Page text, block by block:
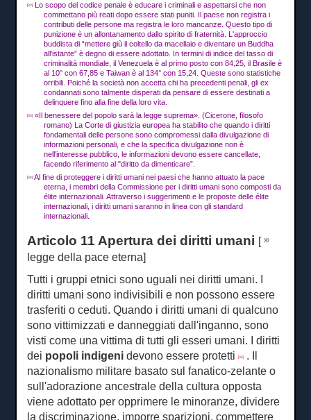
[32]
Lo scopo del codice penale è educare i criminali e aspettarsi che non
commettano più reati dopo essere stati puniti. Il paese non registra i
contributi delle persone ma registra le loro mancanze.Questo tipo di
punizione è un allontanamento dallo spirito di fraternità.L'approccio
buddista di “mettere giù il coltello da macellaio e diventare un Buddha
all'istante” è degno di essere adottato. In termini di indice del tasso di
criminalità mondiale, il Venezuela è al primo posto con 84,25, il Brasile è
al 10° con 67,85 e Taiwan è al 134° con 15,24.Queste sono statistiche
orribili.Poiché la società non accetta chi ha precedenti penali, gli ex
condannati sono talmente disperati da pensare di essere destinati a
delinquere fino alla fine della loro vita.
[33] «Il benessere del popolo sarà la legge suprema».(Cicerone, filosofo
romano) La Corte di giustizia europea ha stabilito che quando i diritti
fondamentali delle persone sono compromessi dalla divulgazione di
informazioni personali, e che la specifica divulgazione non è
nell'interesse pubblico, le informazioni devono essere cancellate,
facendo riferimento al "diritto da dimenticare”.
[34] Al fine di proteggere i diritti umani nei paesi che hanno attuato la pace
eterna, i membri della Commissione per i diritti umani sono composti da
élite internazionali.Attraverso i suggerimenti e le proposte delle élite
internazionali, i diritti umani saranno in linea con gli standard
internazionali.
Articolo 11 Apertura dei diritti umani [XI
legge della pace eterna]
Tutti i gruppi etnici sono uguali nei diritti umani.
diritti umani sono indivisibili e non possono essere
trasferiti o ceduti.Quando i diritti umani di qualcuno
sono vittimizzati e danneggiati dall'inganno, sono
visti come una vittima di tutti gli esseri umani.
I diritti
dei popoli indigeni devono essere protetti[35] .
nazionalismo militare basato sul fanatico-zelante o
sull'adorazione ancestrale della cultura opposta
viene adottato per opprimere le minoranze, dividere
la discriminazione, imporre sparizioni, commettere